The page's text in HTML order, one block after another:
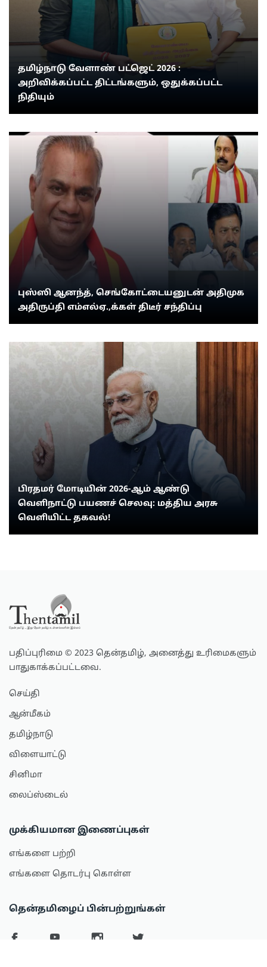
தமிழ்நாடு வேளாண் பட்ஜெட் 2026 :
அறிவிக்கப்பட்ட திட்டங்களும், ஒதுக்கப்பட்ட
நிதியும்
புஸ்ஸி ஆனந்த், செங்கோட்டையனுடன் அதிமுக
அதிருப்தி எம்எல்ஏ.,க்கள் திடீர் சந்திப்பு
பிரதமர் மோடியின் 2026-ஆம் ஆண்டு
வெளிநாட்டு பயணச் செலவு: மத்திய அரசு
வெளியிட்ட தகவல்!
பதிப்புரிமை © 2023 தென்தமிழ், அனைத்து உரிமைகளும்
பாதுகாக்கப்பட்டவை.
செய்தி
ஆன்மீகம்
தமிழ்நாடு
விளையாட்டு
சினிமா
லைப்ஸ்டைல்
முக்கியமான இணைப்புகள்
எங்களை பற்றி
எங்களை தொடர்பு கொள்ள
தென்தமிழைப் பின்பற்றுங்கள்